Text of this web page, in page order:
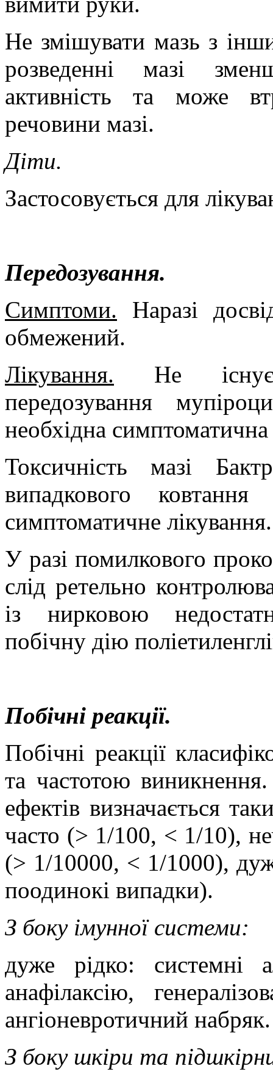
Не змішувати мазь з
розведенні мазі
активність та може
речовини мазі.
Діти.
Застосовується для
Передозування.
Симптоми. Наразі
обмежений.
Лікування. Не існує
передозування
необхідна симптоматична
Токсичність мазі
випадкового
симптоматичне лікування.
У разі помилкового
слід ретельно
із нирковою
побічну дію
Побічні реакції.
Побічні реакції
та частотою
ефектів визначається
часто (> 1/100, < 1/10),
(> 1/10000, < 1/1000),
поодинокі випадки).
З боку імунної системи:
дуже рідко:
системні
анафілаксію,
ангіоневротичний набряк.
З боку шкіри та